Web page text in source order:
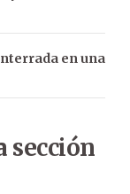
en una
sección